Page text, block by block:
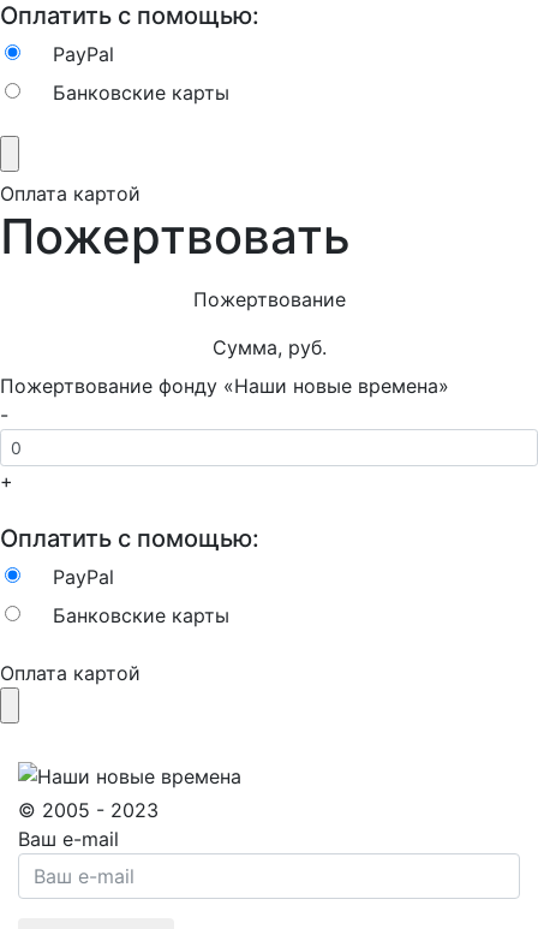
Оплатить с помощью:
PayPal
Банковские карты
Оплата картой
Пожертвовать
Пожертвование
Сумма, руб.
Пожертвование фонду «Наши новые времена»
-
+
Оплатить с помощью:
PayPal
Банковские карты
Оплата картой
© 2005 - 2023
Ваш e-mail